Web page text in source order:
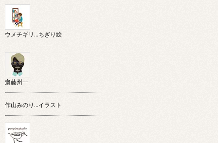
ウメチギリ…ちぎり絵
齋藤州一
作山みのり…イラスト